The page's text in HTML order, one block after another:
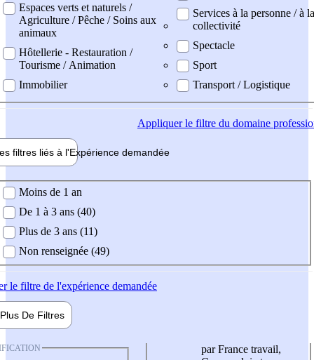
Espaces verts et naturels /
Agriculture / Pêche / Soins aux
animaux
Hôtellerie - Restauration /
Tourisme / Animation
Immobilier
Services à la personne / à la
collectivité
Spectacle
Sport
Transport / Logistique
Appliquerle filtre du domaine
filtres liés à l'Expérience demandée
demandée
Moins de 1 an
De 1 à 3 ans (40)
Plus de 3 ans (11)
Non renseignée (49)
le filtre de l'expérience demandée
Plus De Filtres
par France travail,